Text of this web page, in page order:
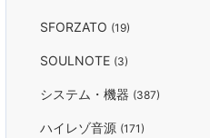
SFORZATO (19)
SOULNOTE (3)
システム・機器 (387)
ハイレゾ音源 (171)